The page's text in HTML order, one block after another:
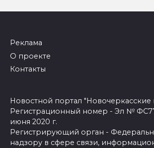
Реклама
О проекте
Контакты
Новостной портал "Новочеркасские
Регистрационный номер - Эл №
июня 2020 г.
Регистрирующий орган -
надзору в сфере связи,